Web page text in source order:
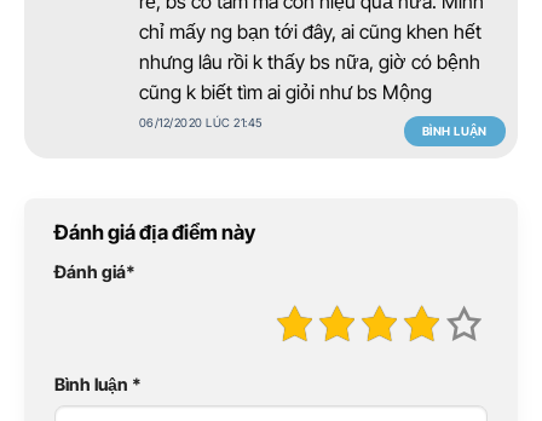
chỉ mấy ng bạn tới đây, ai cũng khen hết
nhưng lâu rồi k thấy bs nữa, giờ có bệnh
cũng k biết tìm ai giỏi như bs Mộng
06/12/2020 LÚC 21:45
BÌNH LUẬN
Đánh giá địa điểm này
Đánh giá*
Bình luận *